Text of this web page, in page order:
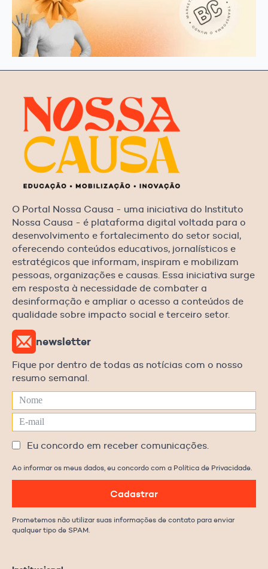
O Portal Nossa Causa - uma iniciativa do Instituto
Nossa Causa - é plataforma digital voltada para o
desenvolvimento e fortalecimento do setor social,
oferecendo conteúdos educativos, jornalísticos e
estratégicos que informam, inspiram e mobilizam
pessoas, organizações e causas. Essa iniciativa surge
em resposta à necessidade de combater a
desinformação e ampliar o acesso a conteúdos de
qualidade sobre impacto social e terceiro setor.
newsletter
Fique por dentro de todas as notícias com o nosso
resumo semanal.
Eu concordo em receber comunicações.
Ao informar os meus dados, eu concordo com a Política de Privacidade.
Cadastrar
Prometemos não utilizar suas informações de contato para enviar
qualquer tipo de SPAM.